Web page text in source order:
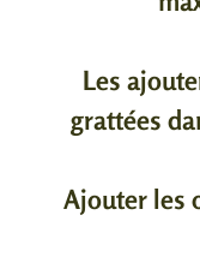
Les
grattées
Ajouter les